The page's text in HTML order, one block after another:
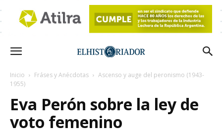
Inicio Fráses y Anécdotas
Ascenso y auge del peronismo (1943-
1955)
Eva Perón sobre la ley de
voto femenino